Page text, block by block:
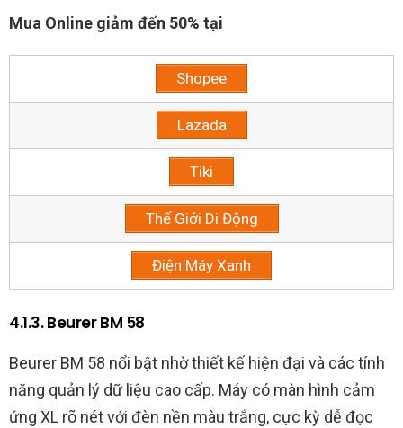
Mua Online giảm đến 50% tại
Shopee
Lazada
Tiki
Thế Giới Di Động
Điện Máy Xanh
4.1.3. Beurer BM 58
Beurer BM 58 nổi bật nhờ thiết kế hiện đại và các tính
năng quản lý dữ liệu cao cấp. Máy có màn hình cảm
ứng XL rõ nét với đèn nền màu trắng, cực kỳ dễ đọc